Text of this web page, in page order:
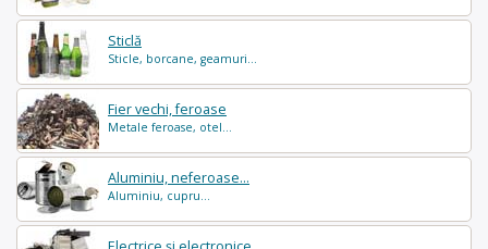
Sticlă
Sticle, borcane, geamuri...
Fier vechi, feroase
Metale feroase, otel...
Aluminiu, neferoase...
Aluminiu, cupru...